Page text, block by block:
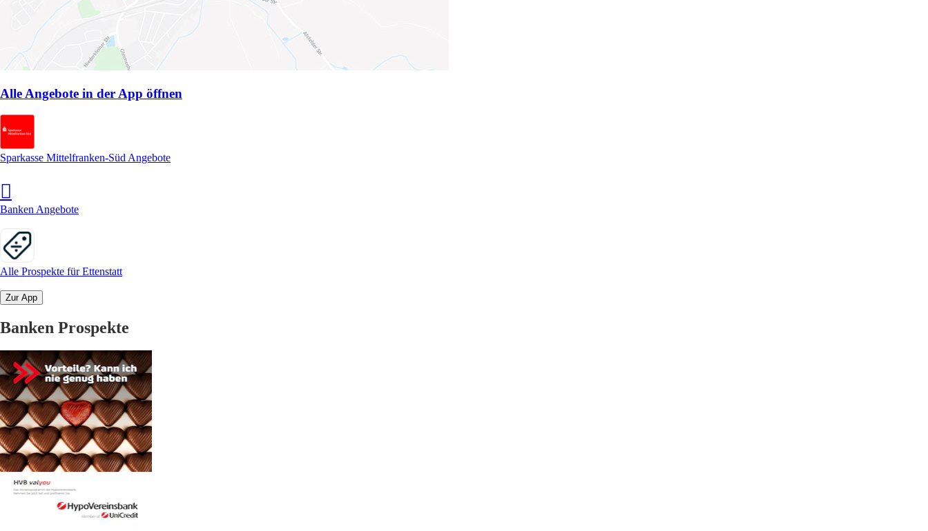
Alle Angebote in der App öffnen
Sparkasse Mittelfranken-Süd Angebote
Banken Angebote
Alle Prospekte für Ettenstatt
Zur App
Banken Prospekte